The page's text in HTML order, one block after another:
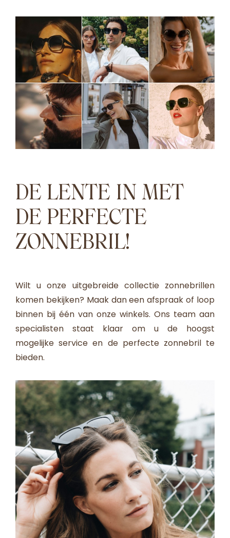
DE LENTE IN MET
DE PERFECTE
ZONNEBRIL!
Wilt u onze uitgebreide collectie zonnebrillen
komen bekijken? Maak dan een afspraak of loop
binnen bij één van onze winkels. Ons team aan
specialisten staat klaar om u de hoogst
mogelijke service en de perfecte zonnebril te
bieden.